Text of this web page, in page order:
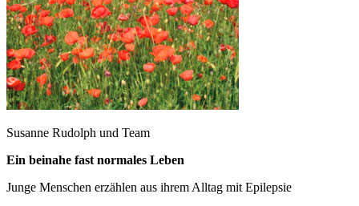
Susanne Rudolph und Team
Ein beinahe fast normales Leben
Junge Menschen erzählen aus ihrem Alltag mit Epilepsie